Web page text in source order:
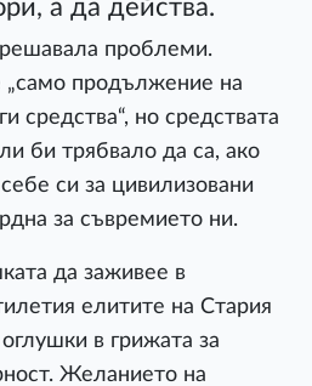
а да действа.
проблеми.
продължение на
средства“, но средствата
би трябвало да са, ако
си за цивилизовани
за съвремието ни.
да заживее в
елитите на Стария
в грижата за
Желанието на